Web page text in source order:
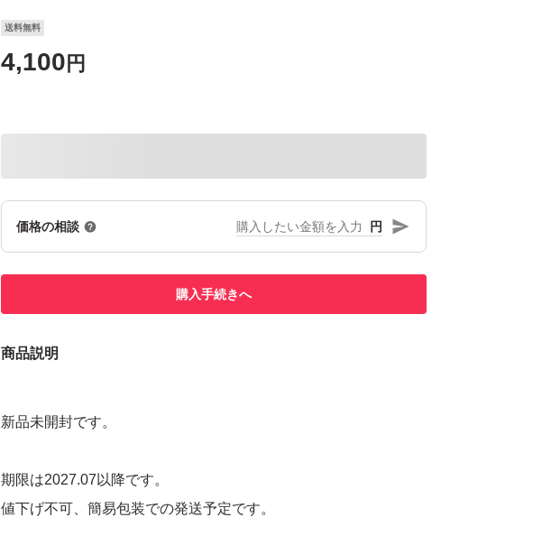
送料無料
4,100 円
価格の相談 円
購入手続きへ
商品説明
新品未開封です。
期限は2027.07以降です。